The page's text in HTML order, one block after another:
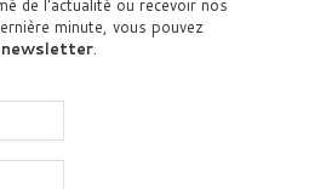
de l'actualité ou recevoir nos
minute, vous pouvez
newsletter.